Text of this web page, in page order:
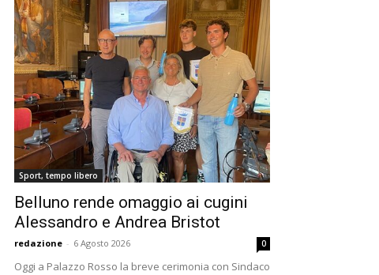
Sport, tempo libero
Belluno rende omaggio ai cugini
Alessandro e Andrea Bristot
redazione - 6 Agosto 2026 0
Oggi a Palazzo Rosso la breve cerimonia con Sindaco